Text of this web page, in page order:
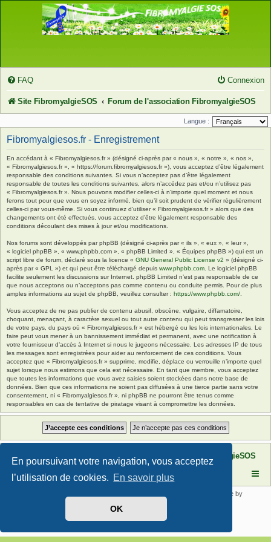
En poursuivant votre navigation, vous acceptez
l’utilisation de cookies. En savoir plus
OK
FAQ Connexion
Site FibromyalgieSOS Forum de l'association FibromyalgieSOS
Langue :
Fibromyalgiesos.fr - Enregistrement
En accédant à « Fibromyalgiesos.fr » (désigné ci-après par « nous », « notre », « nos »,
« Fibromyalgiesos.fr », « https://forum.fibromyalgiesos.fr »), vous acceptez d’être légalement
responsable des conditions suivantes. Si vous n’acceptez pas d’être légalement
responsable de toutes les conditions suivantes, alors n’accédez pas et/ou n’utilisez pas
« Fibromyalgiesos.fr ». Nous pouvons modifier celles-ci à n’importe quel moment et nous
ferons tout pour que vous en soyez informé, bien qu’il soit prudent de vérifier régulièrement
celles-ci par vous-même. Si vous continuez d’utiliser « Fibromyalgiesos.fr » alors que des
changements ont été effectués, vous acceptez d’être légalement responsable des
conditions découlant des mises à jour et/ou modifications.
Nos forums sont développés par phpBB (désigné ci-après par « ils », « eux », « leur »,
« logiciel phpBB », « www.phpbb.com », « phpBB Limited », « Équipes phpBB ») qui est un
script libre de forum, déclaré sous la licence « GNU General Public License v2 » (désigné ci-
après par « GPL ») et qui peut être téléchargé depuis www.phpbb.com . Le logiciel phpBB
facilite seulement les discussions sur Internet. phpBB Limited n’est pas responsable de ce
que nous acceptons ou n’acceptons pas comme contenu ou conduite permis. Pour de plus
amples informations au sujet de phpBB, veuillez consulter : https://www.phpbb.com/
Vous acceptez de ne pas publier de contenu abusif, obscène, vulgaire, diffamatoire,
choquant, menaçant, à caractère sexuel ou tout autre contenu qui peut transgresser les lois
de votre pays, du pays où « Fibromyalgiesos.fr » est hébergé ou les lois internationales. Le
faire peut vous mener à un bannissement immédiat et permanent, avec une notification à
votre fournisseur d’accès à Internet si nous le jugeons nécessaire. Les adresses IP de tous
les messages sont enregistrées pour aider au renforcement de ces conditions. Vous
acceptez que « Fibromyalgiesos.fr » supprime, modifie, déplace ou verrouille n’importe quel
sujet lorsque nous estimons que cela est nécessaire. En tant que membre, vous acceptez
que toutes les informations que vous avez saisies soient stockées dans notre base de
données. Bien que ces informations ne soient pas diffusées à une tierce partie sans votre
consentement, ni « Fibromyalgiesos.fr », ni phpBB ne pourront être tenus comme
responsables en cas de tentative de piratage visant à compromettre les données.
Site FibromyalgieSOS Forum de l'association FibromyalgieSOS
® Forum Software © phpBB Limited | SE Square by
Traduit par